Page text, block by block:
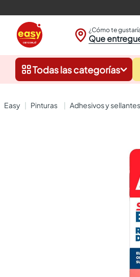
¿Cómo te
Que
Todas las categorías
pinturas adhesivos y sellantes